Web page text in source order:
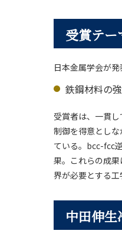
受賞テー
日本金属学会が
鉄鋼材料の
受賞者は、一貫
制御を得意とし
ている。bcc-fcc
果。これらの成
界が必要とする工
中田伸生
イベントカレンダー